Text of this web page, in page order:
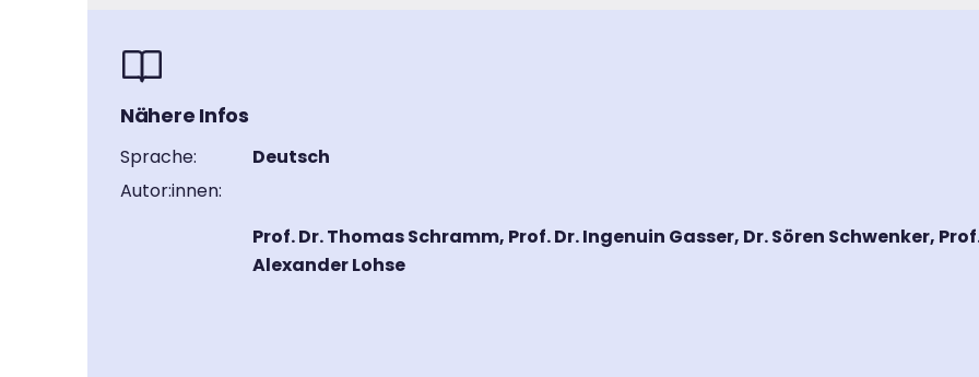
Nähere Infos
Sprache:
Deutsch
Autor:innen:
Prof. Dr. Thomas Schramm, Prof. Dr. Ingenuin Gasser, Dr. Sören Schwenker,
Alexander Lohse